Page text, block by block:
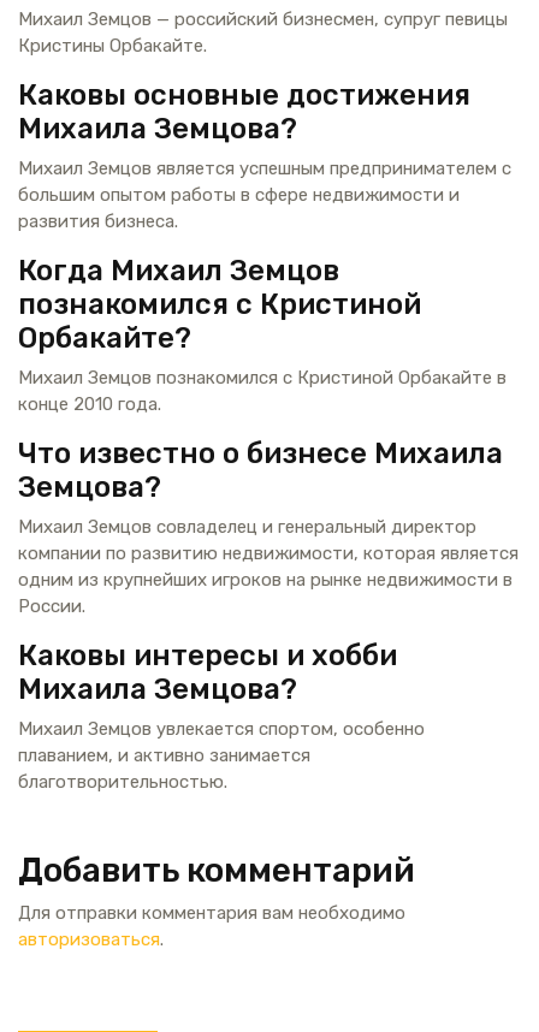
Михаил Земцов — российский бизнесмен, супруг певицы
Кристины Орбакайте.
Каковы основные достижения
Михаила Земцова?
Михаил Земцов является успешным предпринимателем с
большим опытом работы в сфере недвижимости и
развития бизнеса.
Когда Михаил Земцов
познакомился с Кристиной
Орбакайте?
Михаил Земцов познакомился с Кристиной Орбакайте в
конце 2010 года.
Что известно о бизнесе Михаила
Земцова?
Михаил Земцов совладелец и генеральный директор
компании по развитию недвижимости, которая является
одним из крупнейших игроков на рынке недвижимости в
России.
Каковы интересы и хобби
Михаила Земцова?
Михаил Земцов увлекается спортом, особенно
плаванием, и активно занимается
благотворительностью.
Добавить комментарий
Для отправки комментария вам необходимо
авторизоваться.